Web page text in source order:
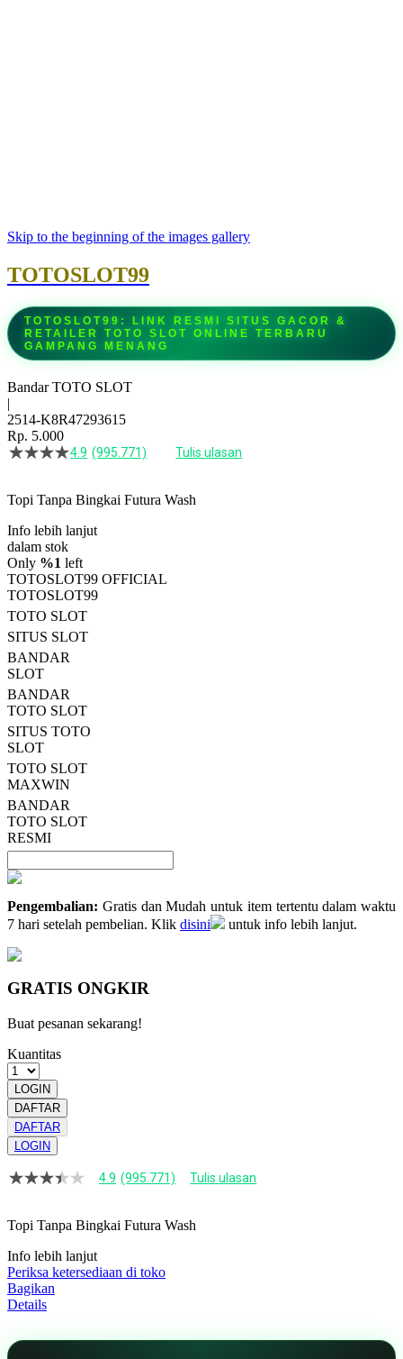
Skip to the beginning of the images gallery
TOTOSLOT99
TOTOSLOT99: LINK RESMI SITUS GACOR &
RETAILER TOTO SLOT ONLINE TERBARU
GAMPANG MENANG
Bandar TOTO SLOT
|
2514-K8R47293615
Rp. 5.000
4.5
bintang,
rating
rata-
rata.
Read
13
Reviews.
Tautan
halaman
yang
sama.
4.9 (995.771) Tulis ulasan
Topi Tanpa Bingkai Futura Wash
Info lebih lanjut
dalam stok
Only %1 left
TOTOSLOT99 OFFICIAL
TOTOSLOT99
TOTO SLOT
SITUS SLOT
BANDAR
SLOT
BANDAR
TOTO SLOT
SITUS TOTO
SLOT
TOTO SLOT
MAXWIN
BANDAR
TOTO SLOT
RESMI
Pengembalian: Gratis dan Mudah untuk item tertentu dalam waktu
7 hari setelah pembelian. Klik disini untuk info lebih lanjut.
GRATIS ONGKIR
Buat pesanan sekarang!
Kuantitas
LOGIN
DAFTAR
DAFTAR
LOGIN
4.9
bintang,
rating
rata-
rata.
Read
13
Tautan
4.9 (995.771) Tulis ulasan
Topi Tanpa Bingkai Futura Wash
Info lebih lanjut
Periksa ketersediaan di toko
Bagikan
Details